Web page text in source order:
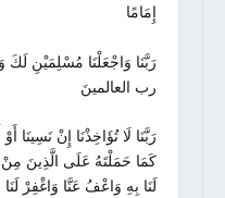
إِمَامًا
رَبَّنَا وَاجْعَلْنَا مُسْلِمَيْنِ
رب العالمينَ
رَبَّنَا لَا تُؤَاخِذْنَا إِنْ نَسِينَا
كَمَا حَمَلْتَهُ عَلَى الَّذِينَ مِنْ
لَنَا بِهِ وَاعْفُ عَنَّا وَاغْفِرْ